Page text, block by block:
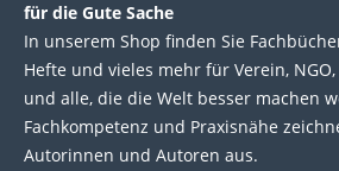
für die Gute Sache
In unserem Shop finden Sie
Hefte und vieles mehr für Verein,
und alle, die die Welt besser machen
Fachkompetenz und Praxisnähe
Autorinnen und Autoren aus.